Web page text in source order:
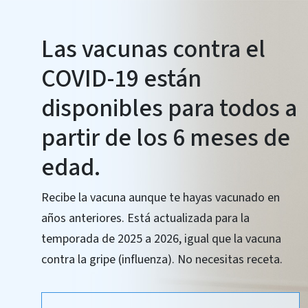
Información sobre
Las vacunas contra el
COVID-19 están
disponibles para todos a
partir de los 6 meses de
edad.
Recibe la vacuna aunque te hayas vacunado en
años anteriores. Está actualizada para la
temporada de 2025 a 2026, igual que la vacuna
contra la gripe (influenza). No necesitas receta.